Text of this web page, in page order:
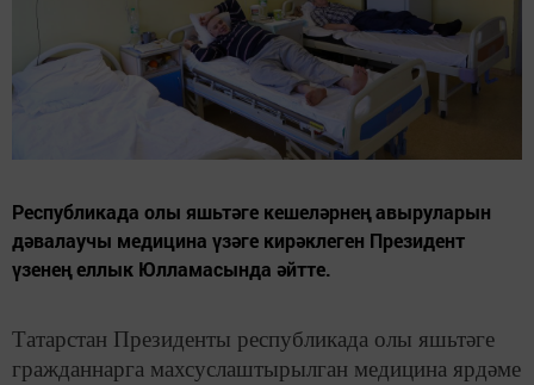
Республикада олы яшьтәге кешеләрнең авыруларын
дәвалаучы медицина үзәге кирәклеген Президент
үзенең еллык Юлламасында әйтте.
Татарстан Президенты республикада олы яшьтәге
гражданнарга махсуслаштырылган медицина ярдәме